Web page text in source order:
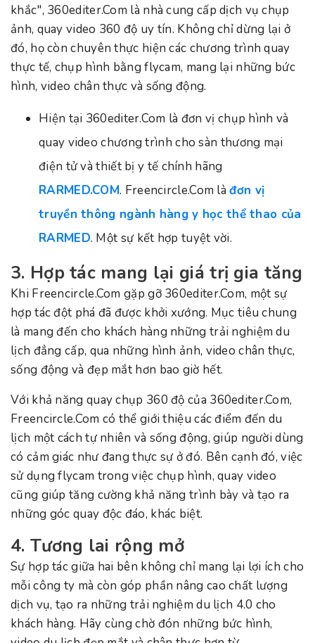
khắc", 360editer.Com là nhà cung cấp dịch vụ chụp
ảnh, quay video 360 độ uy tín. Không chỉ dừng lại ở
đó, họ còn chuyên thực hiện các chương trình quay
thực tế, chụp hình bằng flycam, mang lại những bức
hình, video chân thực và sống động.
Hiện tại 360editer.Com là đơn vị chụp hình và
quay video chương trình cho sàn thương mại
điện tử và thiết bị y tế chính hãng
RARMED.COM. Freencircle.Com làđơn vị
truyền thông ngành hàng y học thể thao của
RARMED. Một sự kết hợp tuyệt vời.
3. Hợp tác mang lại giá trị gia tăng
Khi Freencircle.Com gặp gỡ 360editer.Com, một sự
hợp tác đột phá đã được khởi xướng. Mục tiêu chung
là mang đến cho khách hàng những trải nghiệm du
lịch đẳng cấp, qua những hình ảnh, video chân thực,
sống động và đẹp mắt hơn bao giờ hết.
Với khả năng quay chụp 360 độ của 360editer.Com,
Freencircle.Com có thể giới thiệu các điểm đến du
lịch một cách tự nhiên và sống động, giúp người dùng
có cảm giác như đang thực sự ở đó. Bên cạnh đó, việc
sử dụng flycam trong việc chụp hình, quay video
cũng giúp tăng cường khả năng trình bày và tạo ra
những góc quay độc đáo, khác biệt.
4. Tương lai rộng mở
Sự hợp tác giữa hai bên không chỉ mang lại lợi ích cho
mỗi công ty mà còn góp phần nâng cao chất lượng
dịch vụ, tạo ra những trải nghiệm du lịch 4.0 cho
khách hàng. Hãy cùng chờ đón những bức hình,